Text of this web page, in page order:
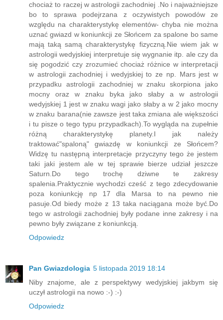
chociaż to raczej w astrologii zachodniej .No i najważniejsze
bo to sprawa podejrzana z oczywistych powodów ze
względu na charakterystykę elementów- chyba nie można
uznać gwiazd w koniunkcji ze Słońcem za spalone bo same
mają taką samą charakterystykę fizyczną.Nie wiem jak w
astrologii wedyjskiej interpretuje się wygnanie itp. ale czy da
się pogodzić czy zrozumieć chociaż różnice w interpretacji
w astrologii zachodniej i wedyjskiej to ze np. Mars jest w
przypadku astrologii zachodniej w znaku skorpiona jako
mocny oraz w znaku byka jako słaby a w astrologii
wedyjskiej 1 jest w znaku wagi jako słaby a w 2 jako mocny
w znaku barana(nie zawsze jest taka zmiana ale większości
i tu pisze o tego typu przypadkach).To wygląda na zupełnie
różną charakterystykę planety.I jak należy
traktować"spaloną" gwiazdę w koniunkcji ze Słońcem?
Widzę tu następną interpretacje przyczyny tego że jestem
taki jaki jestem ale w tej sprawie bierze udział jeszcze
Saturn.Do tego trochę dziwne te zakresy
spalenia.Praktycznie wychodzi cześć z tego zdecydowanie
poza koniunkcję np 17 dla Marsa to na pewno nie
pasuje.Od biedy może z 13 taka naciągana może być.Do
tego w astrologii zachodniej były podane inne zakresy i na
pewno były związane z koniunkcją.
Odpowiedz
Pan Gwiazdologia 5 listopada 2019 18:14
Niby znajome, ale z perspektywy wedyjskiej jakbym się
uczył astrologii na nowo :-) :-)
Odpowiedz